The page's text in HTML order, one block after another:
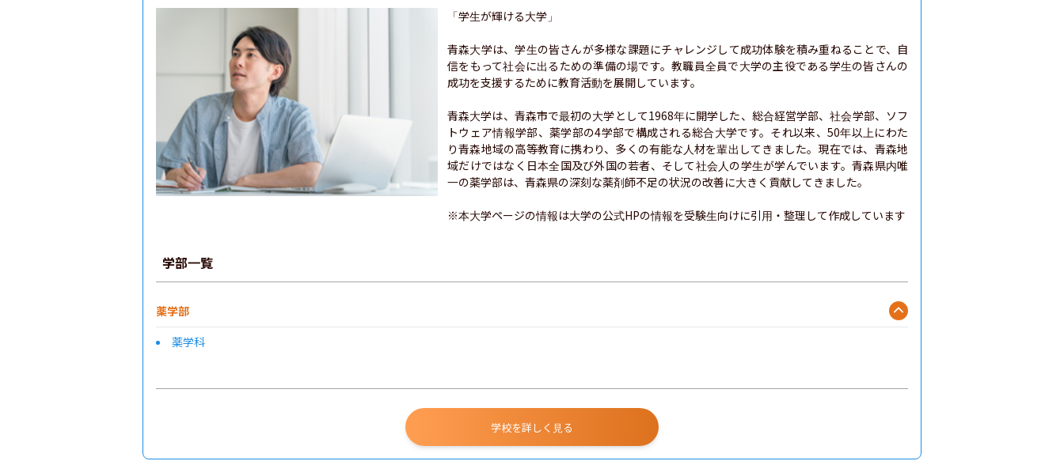
「学生が輝ける大学」
青森大学は、学生の皆さんが多様な課題にチャレンジして成功体験を積み重ねることで、自
信をもって社会に出るための準備の場です。教職員全員で大学の主役である学生の皆さんの
成功を支援するために教育活動を展開しています。
青森大学は、青森市で最初の大学として1968年に開学した、総合経営学部、社会学部、ソフ
トウェア情報学部、薬学部の4学部で構成される総合大学です。それ以来、50年以上にわた
り青森地域の高等教育に携わり、多くの有能な人材を輩出してきました。現在では、青森地
域だけではなく日本全国及び外国の若者、そして社会人の学生が学んでいます。青森県内唯
一の薬学部は、青森県の深刻な薬剤師不足の状況の改善に大きく貢献してきました。
※本大学ページの情報は大学の公式HPの情報を受験生向けに引用・整理して作成しています
学部一覧
薬学部
薬学科
学校を詳しく見る